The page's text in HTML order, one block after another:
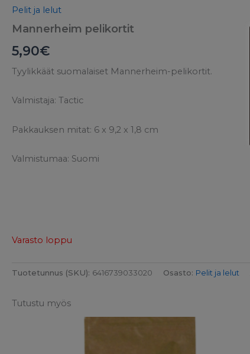
Pelit ja lelut
Mannerheim pelikortit
5,90€
Tyylikkäät suomalaiset Mannerheim-pelikortit.
Valmistaja: Tactic
Pakkauksen mitat: 6 x 9,2 x 1,8 cm
Valmistumaa: Suomi
Varasto loppu
Tuotetunnus (SKU): 6416739033020 Osasto: Pelit ja lelut
Tutustu myös